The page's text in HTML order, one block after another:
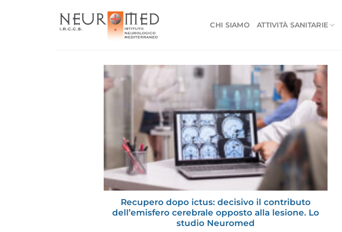
CHI SIAMO ATTIVITÀ SANITARIE
Recupero dopo ictus: decisivo il contributo
dell’emisfero cerebrale opposto alla lesione. Lo
studio Neuromed